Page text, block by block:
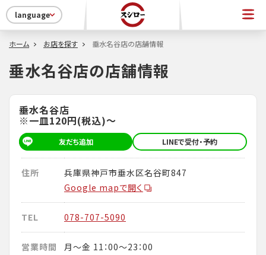
language
ホーム お店を探す 垂水名谷店の店舗情報
垂水名谷店の店舗情報
垂水名谷店
※一皿120円(税込)～
友だち追加 LINEで受付・予約
住所
兵庫県神戸市垂水区名谷町847
Google mapで開く
TEL 078-707-5090
営業時間
月～金 11：00～23：00